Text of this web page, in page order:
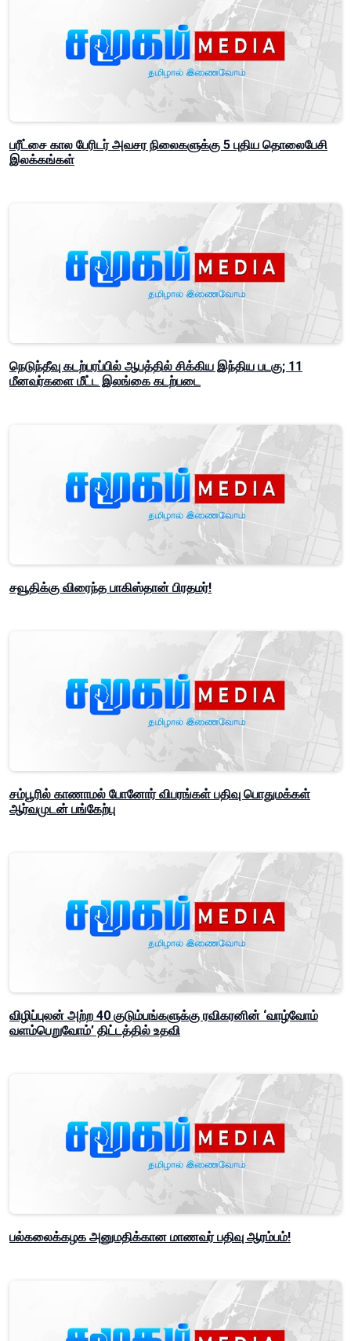
பரீட்சை கால பேரிடர் அவசர நிலைகளுக்கு 5 புதிய தொலைபேசி
இலக்கங்கள்
நெடுந்தீவு கடற்பரப்பில் ஆபத்தில் சிக்கிய இந்திய படகு; 11
மீனவர்களை மீட்ட இலங்கை கடற்படை
சவூதிக்கு விரைந்த பாகிஸ்தான் பிரதமர்!
சம்பூரில் காணாமல் போனோர் விபரங்கள் பதிவு பொதுமக்கள்
ஆர்வமுடன் பங்கேற்பு
விழிப்புலன் அற்ற 40 குடும்பங்களுக்கு ரவிகரனின் ‘வாழ்வோம்
வளம்பெறுவோம்’ திட்டத்தில் உதவி
பல்கலைக்கழக அனுமதிக்கான மாணவர் பதிவு ஆரம்பம்!